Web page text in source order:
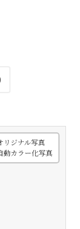
リジナル写真
動カラー化写真